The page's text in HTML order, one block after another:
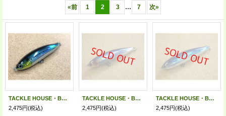
«前 1 2 3 ... 7 次»
TACKLE HOUSE・BRITT. CBP120SW/イワシ
2,475円(税込)
TACKLE HOUSE・BRITT. CBP120SW/セグロカタクチ
2,475円(税込)
TACKLE HOUSE・BRITT. CBP120SW/トビウオ
2,475円(税込)